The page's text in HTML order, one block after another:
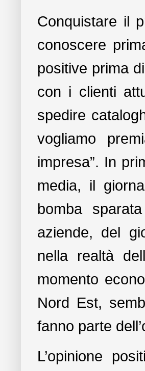
Conquistare il
conoscere
positive prima
con i clienti
spedire
vogliamo
impresa”. In
media, il
bomba
aziende, del
nella realtà
momento
Nord Est,
fanno parte
L’opinione